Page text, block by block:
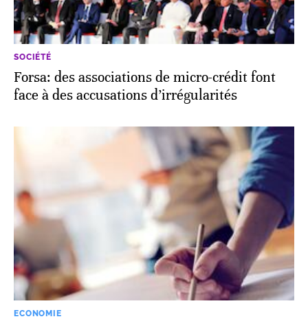
SOCIÉTÉ
Forsa: des associations de micro-crédit font
face à des accusations d’irrégularités
ECONOMIE